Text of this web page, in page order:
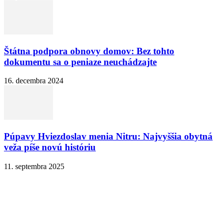
Štátna podpora obnovy domov: Bez tohto
dokumentu sa o peniaze neuchádzajte
16. decembra 2024
Púpavy Hviezdoslav menia Nitru: Najvyššia obytná
veža píše novú históriu
11. septembra 2025